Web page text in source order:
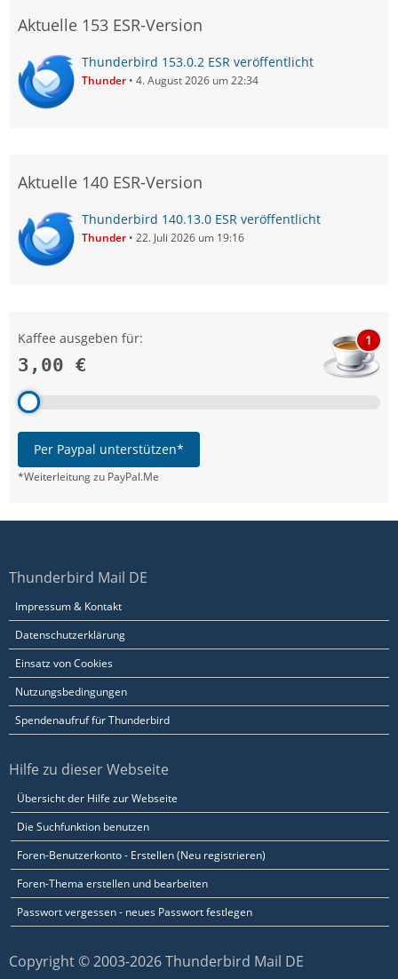
Aktuelle 153 ESR-Version
Thunderbird 153.0.2 ESR veröffentlicht
Thunder 4. August 2026 um 22:34
Aktuelle 140 ESR-Version
Thunderbird 140.13.0 ESR veröffentlicht
Thunder 22. Juli 2026 um 19:16
Kaffee ausgeben für:
3,00 €
1
Per Paypal unterstützen*
*Weiterleitung zu PayPal.Me
Thunderbird Mail DE
Impressum & Kontakt
Datenschutzerklärung
Einsatz von Cookies
Nutzungsbedingungen
Spendenaufruf für Thunderbird
Hilfe zu dieser Webseite
Übersicht der Hilfe zur Webseite
Die Suchfunktion benutzen
Foren-Benutzerkonto - Erstellen (Neu registrieren)
Foren-Thema erstellen und bearbeiten
Passwort vergessen - neues Passwort festlegen
Copyright © 2003-2026 Thunderbird Mail DE